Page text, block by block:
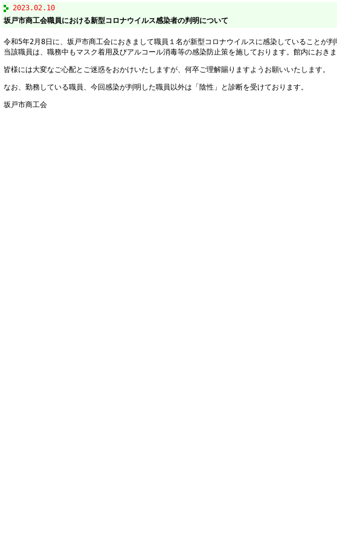
2023.02.10
坂戸市商工会職員における新型コロナウイルス感染者の判明について
令和5年2月8日に、坂戸市商工会におきまして職員１名が新型コロナウイルスに感染していることが
当該職員は、職務中もマスク着用及びアルコール消毒等の感染防止策を施しております。館内におき
皆様には大変なご心配とご迷惑をおかけいたしますが、何卒ご理解賜りますようお願いいたします。
なお、勤務している職員、今回感染が判明した職員以外は「陰性」と診断を受けております。
坂戸市商工会